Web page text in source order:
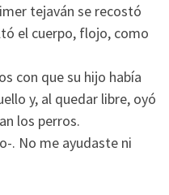
tejaván se recostó
el cuerpo, flojo, como
con que su hijo había
y, al quedar libre, oyó
los perros.
. No me ayudaste ni